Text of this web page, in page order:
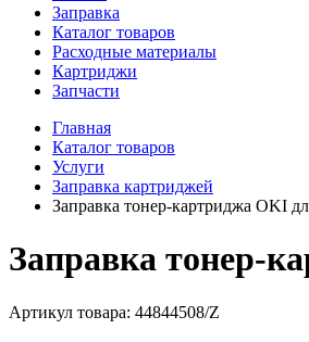
Заправка
Каталог товаров
Расходные материалы
Картриджи
Запчасти
Главная
Каталог товаров
Услуги
Заправка картриджей
Заправка тонер-картриджа OKI
Заправка тонер-
Артикул товара: 44844508/Z